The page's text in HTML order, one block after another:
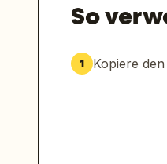
So
1 Kopiere